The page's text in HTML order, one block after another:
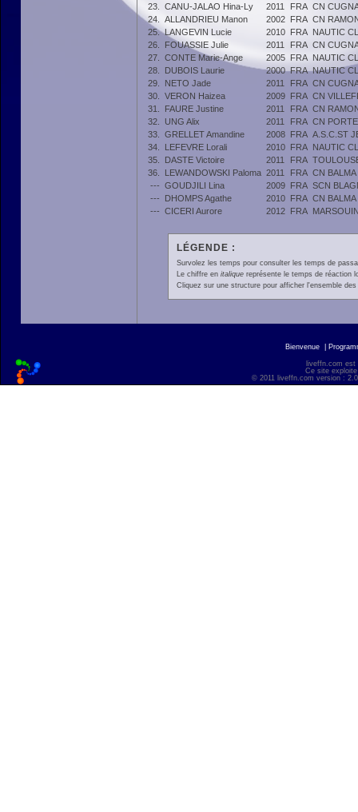
23.
CANU-JALAO Hina-Ly 2011 FRA CN
24.
ALLANDRIEU Manon 2002 FRA CN
25. LANGEVIN Lucie 2010 FRA NAUTIC
26.
FOUASSIE Julie 2011 FRA CN
27.
CONTE Marie-Ange 2005 FRA NAUTIC
28.
DUBOIS Laurie 2000 FRA NAUTIC
29.
NETO Jade 2011 FRA CN
30.
VERON Haizea 2009 FRA CN
31.
FAURE Justine 2011 FRA CN
32.
UNG Alix 2011 FRA CN
33.
GRELLET Amandine 2008 FRA A.S.C.ST
34.
LEFEVRE Lorali 2010 FRA NAUTIC
35.
DASTE Victoire 2011 FRA
36.
LEWANDOWSKI Paloma 2011 FRA CN BALMA
--- GOUDJILI Lina 2009 FRA SCN
---
DHOMPS Agathe 2010 FRA CN BALMA
--- CICERI Aurore 2012 FRA
LÉGENDE :
Survolez les temps pour consulter les temps de
Le chiffre en italiquereprésente le temps de réaction
Cliquez sur une structure pour afficher l'ensemble
Bienvenue
liveffn.com est
Ce site
© 2011 liveffn.com version :